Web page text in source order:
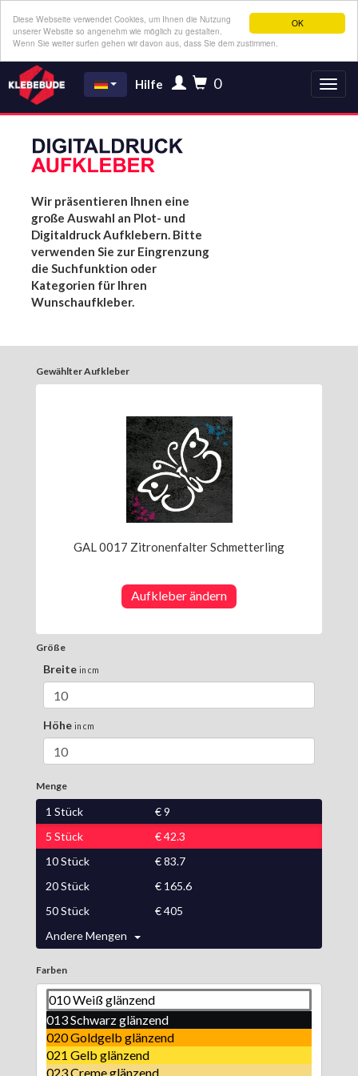
OK
Diese Webseite verwendet Cookies, um Ihnen die Nutzung
unserer Website so angenehm wie möglich zu gestalten.
Wenn Sie weiter surfen gehen wir davon aus, dass Sie dem zustimmen.
Hilfe 0
Wir präsentieren Ihnen eine
große Auswahl an Plot- und
Digitaldruck Aufklebern. Bitte
verwenden Sie zur Eingrenzung
die Suchfunktion oder
Kategorien für Ihren
Wunschaufkleber.
Gewählter Aufkleber
GAL 0017 Zitronenfalter Schmetterling
Aufkleber ändern
Größe
Breite in cm
Höhe in cm
Menge
1 Stück €9
5 Stück €42.3
10Stück €83.7
20Stück € 165.6
50Stück €405
Andere Mengen
Farben
010 Weiß glänzend
013 Schwarz glänzend
020 Goldgelb glänzend
021 Gelb glänzend
023 Creme glänzend